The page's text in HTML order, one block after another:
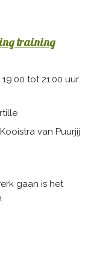
training
tot 21:00 uur.
van Puurjij
gaan is het